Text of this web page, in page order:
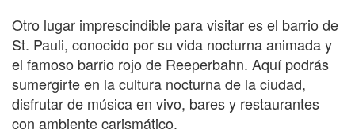
Otro lugar imprescindible para visitar es el barrio de
St. Pauli, conocido por su vida nocturna animada y
el famoso barrio rojo de Reeperbahn. Aquí podrás
sumergirte en la cultura nocturna de la ciudad,
disfrutar de música en vivo, bares y restaurantes
con ambiente carismático.